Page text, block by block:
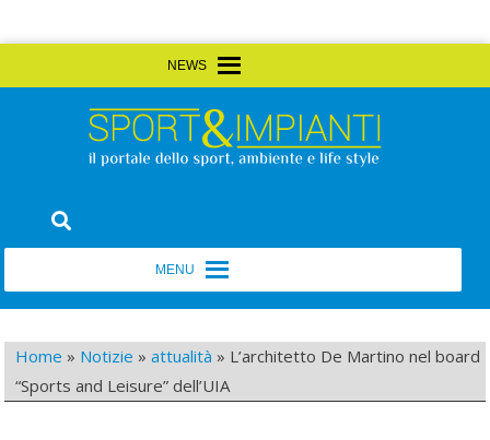
to
Sport&Impianti
Home » Notizie »attualità » L’architetto De Martino nel board
“Sports and Leisure” dell’UIA